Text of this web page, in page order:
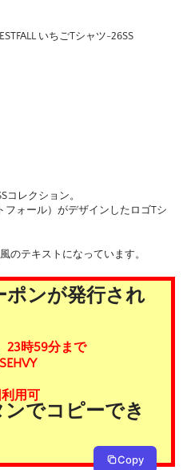
いちごTシャツ-26SS
コレクション。
フォール）がデザインしたロゴTシ
のテキストになっています。
ポンが発行され
23時59分まで
用可
でコピーでき
Copy